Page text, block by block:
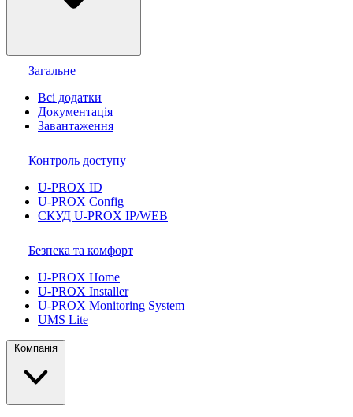
Загальне
Всі додатки
Документація
Завантаження
Контроль доступу
U-PROX ID
U-PROX Config
СКУД U-PROX IP/WEB
Безпека та комфорт
U-PROX Home
U-PROX Installer
U-PROX Monitoring System
UMS Lite
Компанія